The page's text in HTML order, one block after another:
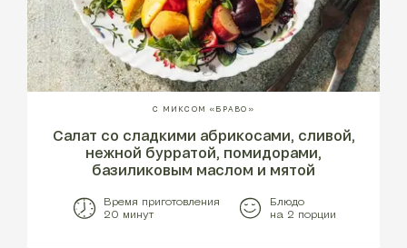
С МИКСОМ «БРАВО»
Салат со сладкими абрикосами, сливой,
нежной бурратой, помидорами,
базиликовым маслом и мятой
Время приготовления
20 минут
Блюдо
на 2 порции